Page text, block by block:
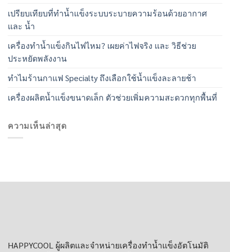
เปรียบเทียบที่ทำน้ำแข็งระบบระบายความร้อนด้วยอากาศ
และ น้ำ
เครื่องทำน้ำแข็งกินไฟไหม? เผยค่าไฟจริง และ วิธีช่วย
ประหยัดพลังงาน
ทำไมร้านกาแฟ Specialty ถึงเลือกใช้น้ำแข็งละลายช้า
เครื่องผลิตน้ำแข็งขนาดเล็ก ตัวช่วยเพิ่มความสะดวกทุกพื้นที่
ความเห็นล่าสุด
HAPPYCOOL ผู้ผลิตและจำหน่ายเครื่องทำน้ำแข็งอัตโนมัติ